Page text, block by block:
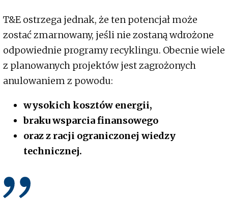
T&E ostrzega jednak, że ten potencjał może
zostać zmarnowany, jeśli nie zostaną wdrożone
odpowiednie programy recyklingu. Obecnie wiele
z planowanych projektów jest zagrożonych
anulowaniem z powodu:
wysokich kosztów energii,
braku wsparcia finansowego
oraz z racji ograniczonej wiedzy
technicznej.